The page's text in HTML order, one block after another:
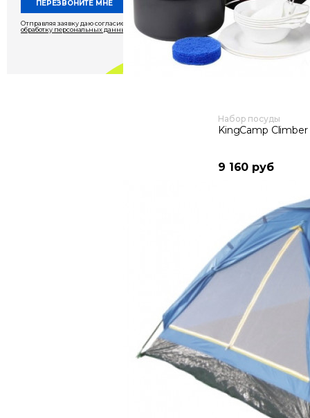
Отправляя заявку даю согласие на
обработку персональных данных
Набор посуды
KingCamp
9 160 руб